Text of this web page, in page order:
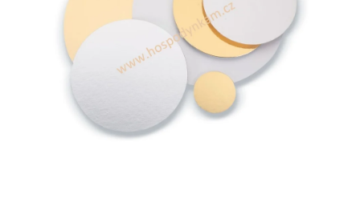
ZDRAVÉ PEČENÍ
DÁRKOVÉ POUKAZY
TÉMATICKÉ PRODUKTY